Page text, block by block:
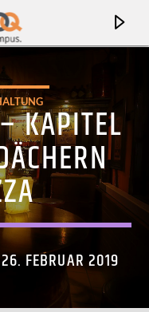
KAPITEL
FEBRUAR 2019